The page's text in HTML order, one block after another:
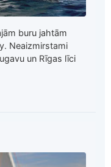
buru jahtām
Neaizmirstami
un Rīgas līci